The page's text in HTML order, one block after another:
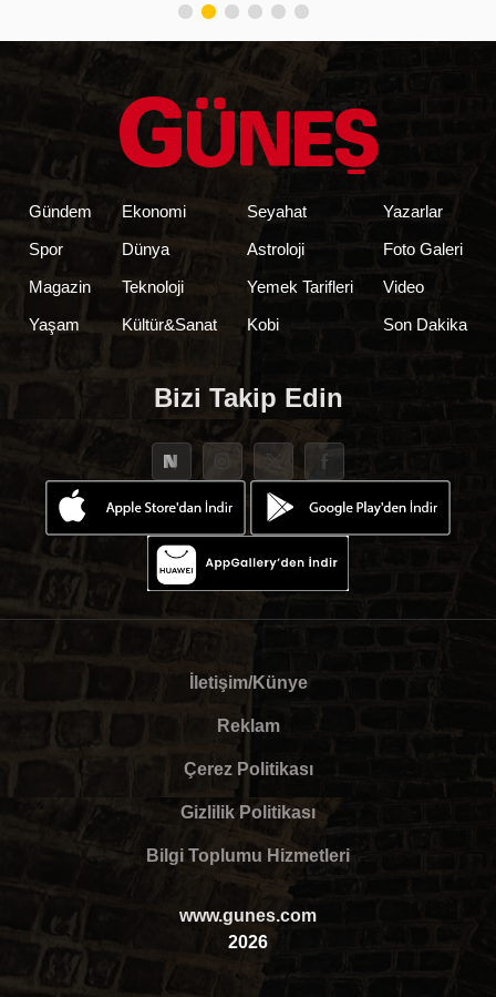
Gündem
Spor
Magazin
Yaşam
Ekonomi
Dünya
Teknoloji
Kültür&Sanat
Seyahat
Astroloji
Yemek Tarifleri
Kobi
Yazarlar
Foto Galeri
Video
Son Dakika
Bizi Takip Edin
İletişim/Künye
Reklam
Çerez Politikası
Gizlilik Politikası
Bilgi Toplumu Hizmetleri
www.gunes.com
2026